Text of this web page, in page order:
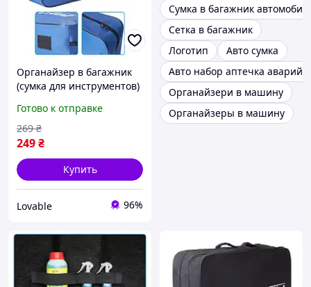
Органайзер в багажник
(сумка для инструментов)
техпомощи Vitol Oxford
45х22х10 см Синяя
Готово к отправке
249₴
269 ₴
Купить
Lovable 96%
Сумка в багажник
Сетка в багажник
Логотип
Авто сумка
Авто набор аптечка
Органайзери в машину
Органайзеры в машину